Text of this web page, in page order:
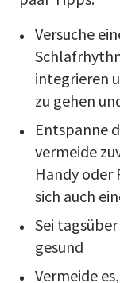
Versuche
integrieren
zu gehen
Entspanne
vermeide
Handy oder
sich auch
Sei
gesund
Vermeide